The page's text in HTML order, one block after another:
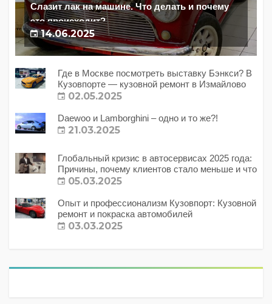
Слазит лак на машине. Что делать и почему
это происходит?
14.06.2025
Где в Москве посмотреть выставку Бэнкси? В
Кузовпорте — кузовной ремонт в Измайлово
02.05.2025
Daewoo и Lamborghini – одно и то же?!
21.03.2025
Глобальный кризис в автосервисах 2025 года:
Причины, почему клиентов стало меньше и что
с этим делать?
05.03.2025
Опыт и профессионализм Кузовпорт: Кузовной
ремонт и покраска автомобилей
03.03.2025